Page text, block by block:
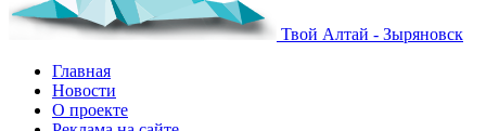
Твой Алтай - Зыряновск
Главная
Новости
О проекте